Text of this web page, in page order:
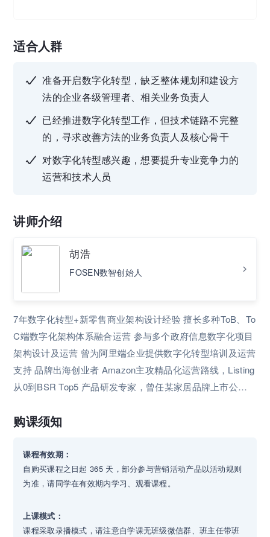
适合人群
准备开启数字化转型，缺乏整体规划和建设方
法的企业各级管理者、相关业务负责人
已经推进数字化转型工作，但技术链路不完整
的，寻求改善方法的业务负责人及核心骨干
对数字化转型感兴趣，想要提升专业竞争力的
运营和技术人员
讲师介绍
胡浩
FOSEN数智创始人
7年数字化转型+新零售商业架构设计经验 擅长多种ToB、To
C端数字化架构体系融合运营 参与多个政府信息数字化项目
架构设计及运营 曾为阿里端企业提供数字化转型培训及运营
支持 品牌出海创业者 Amazon主攻精品化运营路线，Listing
从0到BSR Top5 产品研发专家，曾任某家居品牌上市公司A
研究者 跨境电商站内-站外广告融合运营持续研究者
购课须知
课程有效期：
自购买课程之日起 365 天，部分参与营销活动产品以活动规则
为准，请同学在有效期内学习、观看课程。
上课模式：
课程采取录播模式，请注意自学课无班级微信群、班主任带班